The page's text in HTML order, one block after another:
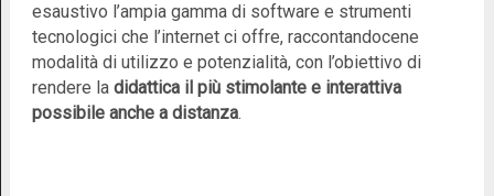
esaustivo l’ampia gamma di software e strumenti
tecnologici che l’internet ci offre, raccontandocene
modalità di utilizzo e potenzialità, con l’obiettivo di
rendere la didattica il più stimolante e interattiva
possibile anche a distanza.